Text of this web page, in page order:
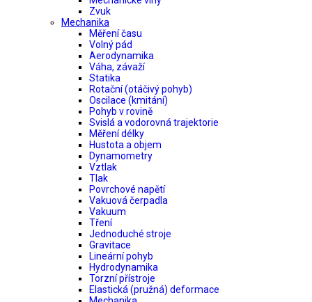
Zvuk
Mechanika
Měření času
Volný pád
Aerodynamika
Váha, závaží
Statika
Rotační (otáčivý pohyb)
Oscilace (kmitání)
Pohyb v rovině
Svislá a vodorovná trajektorie
Měření délky
Hustota a objem
Dynamometry
Vztlak
Tlak
Povrchové napětí
Vakuová čerpadla
Vakuum
Tření
Jednoduché stroje
Gravitace
Lineární pohyb
Hydrodynamika
Torzní přístroje
Elastická (pružná) deformace